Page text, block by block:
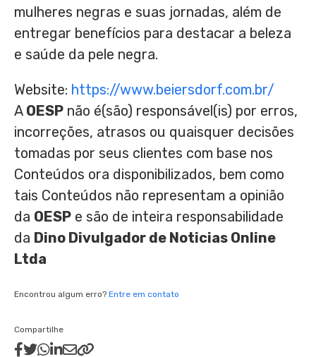
mulheres negras e suas jornadas, além de
entregar benefícios para destacar a beleza
e saúde da pele negra.
Website: https://www.beiersdorf.com.br/
A OESP não é(são) responsável(is) por erros,
incorreções, atrasos ou quaisquer decisões
tomadas por seus clientes com base nos
Conteúdos ora disponibilizados, bem como
tais Conteúdos não representam a opinião
da OESP e são de inteira responsabilidade
da Dino Divulgador de Noticias Online
Ltda
Encontrou algum erro? Entre em contato
Compartilhe